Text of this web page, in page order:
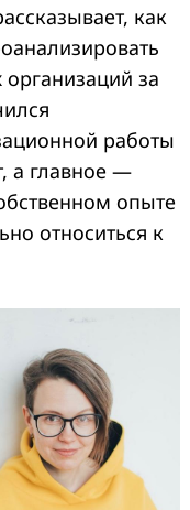
как
за
работы
а главное —
опыте
относиться к